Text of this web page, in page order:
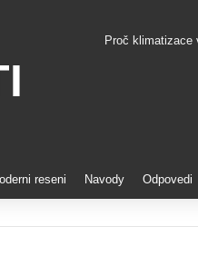
Proč klimatizace
reseni Navody Odpovedi